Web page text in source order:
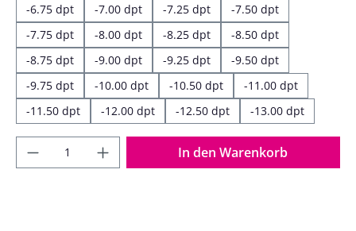
-6.75 dpt
-7.00 dpt -7.25 dpt
-7.50 dpt
-7.75 dpt
-8.00 dpt -8.25 dpt
-8.50 dpt
-8.75 dpt
-9.00 dpt -9.25 dpt
-9.50 dpt
-9.75 dpt
-10.00 dpt -10.50 dpt
-11.00 dpt
-11.50 dpt
-12.00 dpt -12.50 dpt -13.00 dpt
Produkt Anzahl: Gib den gewünschten
In den Warenkorb